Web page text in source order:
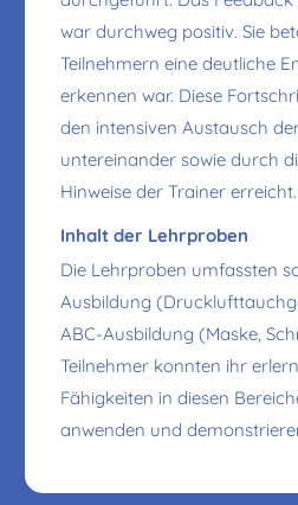
war durchweg positiv. Sie
Teilnehmern eine deutliche
erkennen war. Diese
den intensiven Austausch
untereinander sowie durch
Hinweise der Trainer erreicht.
Inhalt der Lehrproben
Die Lehrproben umfassten
Ausbildung
ABC-Ausbildung (Maske,
Teilnehmer konnten ihr
Fähigkeiten in diesen
anwenden und